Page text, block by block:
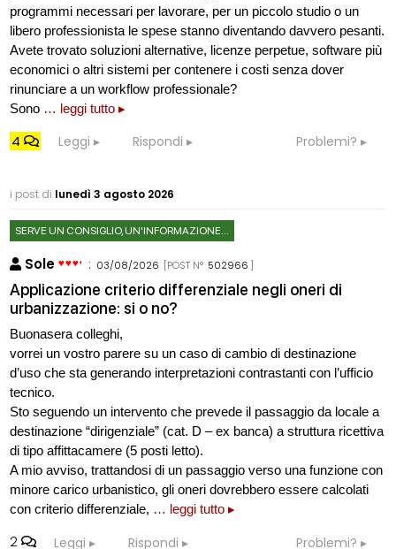
programmi necessari per lavorare, per un piccolo studio o un
libero professionista le spese stanno diventando davvero pesanti.
Avete trovato soluzioni alternative, licenze perpetue, software più
economici o altri sistemi per contenere i costi senza dover
rinunciare a un workflow professionale?
Sono … leggi tutto ▸
4 Leggi Rispondi Problemi?
i post di lunedì 3 agosto 2026
SERVE UN CONSIGLIO, UN'INFORMAZIONE...
Sole : 03/08/2026 [POST N° 502966 ]
Applicazione criterio differenziale negli oneri di
urbanizzazione: si o no?
Buonasera colleghi,
vorrei un vostro parere su un caso di cambio di destinazione
d’uso che sta generando interpretazioni contrastanti con l’ufficio
tecnico.
Sto seguendo un intervento che prevede il passaggio da locale a
destinazione “dirigenziale” (cat. D – ex banca) a struttura ricettiva
di tipo affittacamere (5 posti letto).
A mio avviso, trattandosi di un passaggio verso una funzione con
minore carico urbanistico, gli oneri dovrebbero essere calcolati
con criterio differenziale, … leggi tutto ▸
2 Leggi Rispondi Problemi?